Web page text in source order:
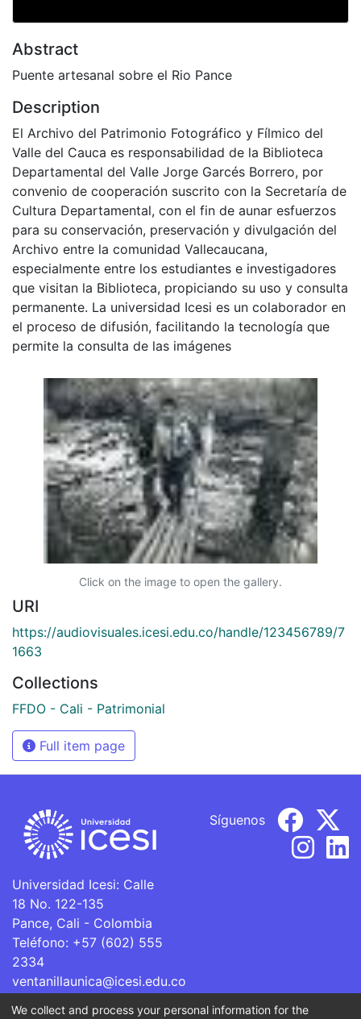
Abstract
Puente artesanal sobre el Rio Pance
Description
El Archivo del Patrimonio Fotográfico y Fílmico del
Valle del Cauca es responsabilidad de la Biblioteca
Departamental del Valle Jorge Garcés Borrero, por
convenio de cooperación suscrito con la Secretaría de
Cultura Departamental, con el fin de aunar esfuerzos
para su conservación, preservación y divulgación del
Archivo entre la comunidad Vallecaucana,
especialmente entre los estudiantes e investigadores
que visitan la Biblioteca, propiciando su uso y consulta
permanente. La universidad Icesi es un colaborador en
el proceso de difusión, facilitando la tecnología que
permite la consulta de las imágenes
Click on the image to open the gallery.
URI
https://audiovisuales.icesi.edu.co/handle/123456789/7
1663
Collections
FFDO - Cali - Patrimonial
Full item page
Universidad Icesi: Calle
18 No. 122-135
Pance, Cali - Colombia
Teléfono: +57 (602) 555
2334
ventanillaunica@icesi.edu.co
Síguenos
We collect and process your personal information for the